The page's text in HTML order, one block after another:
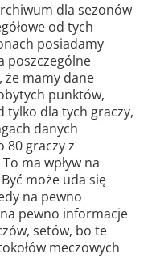
dla sezonów
od tych
posiadamy
poszczególne
mamy dane
punktów,
tylko dla tych graczy,
danych
80 graczy z
ma wpływ na
może uda się
na pewno
pewno informacje
setów, bo te
meczowych